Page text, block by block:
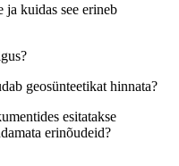
ja kuidas see erineb
geosünteetikat hinnata?
esitatakse
erinõudeid?